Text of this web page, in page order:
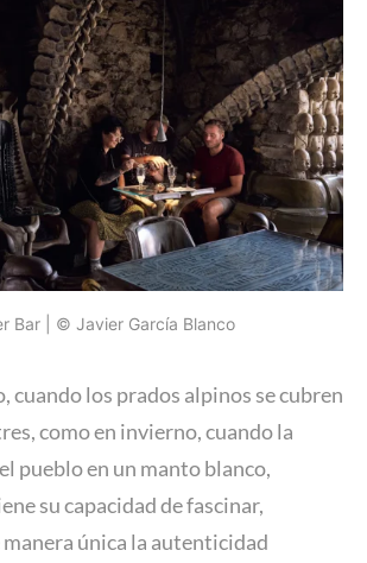
Bar | © Javier García Blanco
cuando los prados alpinos se cubren
como en invierno, cuando la
pueblo en un manto blanco,
su capacidad de fascinar,
única la autenticidad